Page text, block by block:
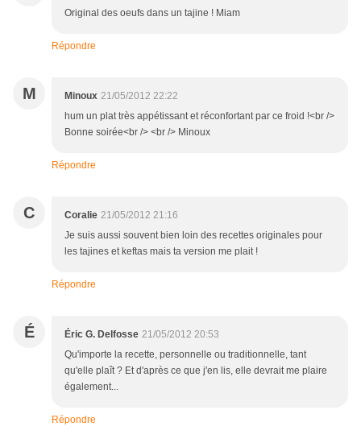
Original des oeufs dans un tajine ! Miam
Répondre
M Minoux 21/05/2012 22:22
hum un plat très appétissant et réconfortant par ce froid !<br />
Bonne soirée<br /> <br /> Minoux
Répondre
C Coralie 21/05/2012 21:16
Je suis aussi souvent bien loin des recettes originales pour
les tajines et keftas mais ta version me plait !
Répondre
É Éric G. Delfosse 21/05/2012 20:53
Qu'importe la recette, personnelle ou traditionnelle, tant
qu'elle plaît ? Et d'après ce que j'en lis, elle devrait me plaire
également...
Répondre